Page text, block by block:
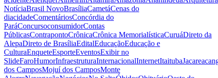
NotíciaBrasil NovoBrasíliaCametáCenas do
diacidadeComentáriosConcórdia do
ParáConcursoconsumidorContas
PúblicasContrapontoCrônicaCrônica MemorialísticaCuruáDireto da
AlepaDireto de BrasíliaEditalEducaçãoEducação e
CulturaEnqueteEsporteEventosExibir no
SlideFaroHumorInfraestruturaInternacionalInternetItaituba
dos CamposMojuí dos CamposMonte